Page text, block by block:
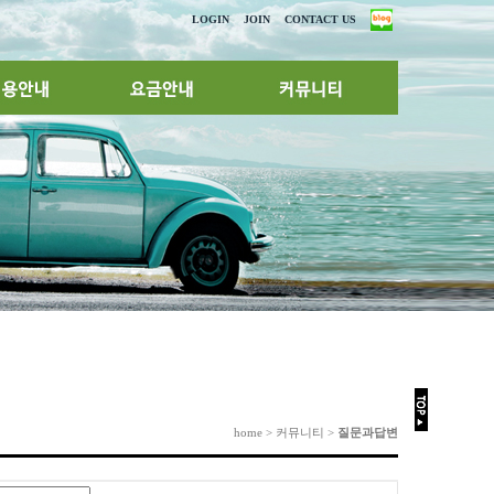
LOGIN JOIN CONTACT US
home > 커뮤니티 > 질문과답변